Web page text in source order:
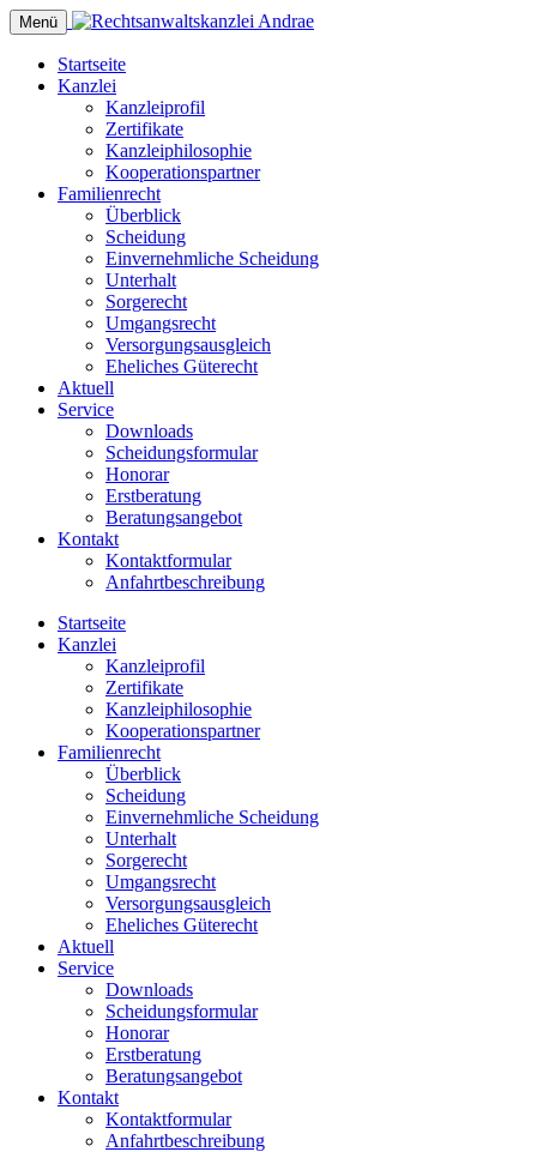
Menü
Startseite
Kanzlei
Kanzleiprofil
Zertifikate
Kanzleiphilosophie
Kooperationspartner
Familienrecht
Überblick
Scheidung
Einvernehmliche Scheidung
Unterhalt
Sorgerecht
Umgangsrecht
Versorgungsausgleich
Eheliches Güterecht
Aktuell
Service
Downloads
Scheidungsformular
Honorar
Erstberatung
Beratungsangebot
Kontakt
Kontaktformular
Anfahrtbeschreibung
Startseite
Kanzlei
Kanzleiprofil
Zertifikate
Kanzleiphilosophie
Kooperationspartner
Familienrecht
Überblick
Scheidung
Einvernehmliche Scheidung
Unterhalt
Sorgerecht
Umgangsrecht
Versorgungsausgleich
Eheliches Güterecht
Aktuell
Service
Downloads
Scheidungsformular
Honorar
Erstberatung
Beratungsangebot
Kontakt
Kontaktformular
Anfahrtbeschreibung